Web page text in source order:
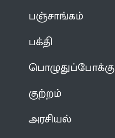
பஞ்சாங்கம்
பக்தி
பொழுதுப்போக்கு
குற்றம்
அரசியல்